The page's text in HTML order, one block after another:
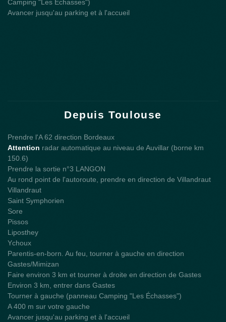
Camping "Les Echasses")
Avancer jusqu'au parking et à l'accueil
Depuis Toulouse
Prendre l'A 62 direction Bordeaux
Attention radar automatique au niveau de Auvillar (borne km
150.6)
Prendre la sortie n°3 LANGON
Au rond point de l'autoroute, prendre en direction de Villandraut
Villandraut
Saint Symphorien
Sore
Pissos
Liposthey
Ychoux
Parentis-en-born. Au feu, tourner à gauche en direction
Gastes/Mimizan
Faire environ 3 km et tourner à droite en direction de Gastes
Environ 3 km, entrer dans Gastes
Tourner à gauche (panneau Camping "Les Échasses")
A 400 m sur votre gauche
Avancer jusqu'au parking et à l'accueil